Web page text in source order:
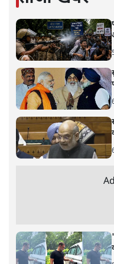
संजीव श्रीवास्तवकी और
भारत-चीन
कोई दो-टूक
|
डॉ. वेद